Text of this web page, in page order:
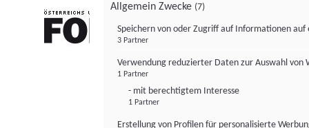
Allgemein Zwecke (7)
Speichern von oder Zugriff auf Informationen auf
3 Partner
Verwendung reduzierter Daten zur Auswahl von
1 Partner
- mit berechtigtem Interesse
1 Partner
Erstellung von Profilen für personalisierte
FONDS professionell